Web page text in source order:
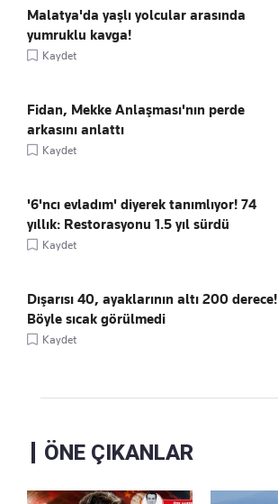
Malatya'da yaşlı yolcular arasında
yumruklu kavga!
Kaydet
Fidan, Mekke Anlaşması'nın perde
arkasını anlattı
Kaydet
'6'ncı evladım' diyerek tanımlıyor! 74
yıllık: Restorasyonu 1.5 yıl sürdü
Kaydet
Dışarısı 40, ayaklarının altı 200 derece!
Böyle sıcak görülmedi
Kaydet
ÖNE ÇIKANLAR